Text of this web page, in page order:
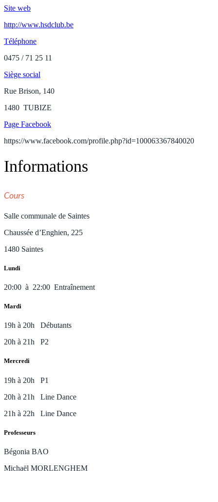
Site web
http://www.hsdclub.be
Téléphone
0475 / 71 25 11
Siège social
Rue Brison, 140
1480 TUBIZE
Page Facebook
https://www.facebook.com/profile.php?id=100063367840020
Informations
Cours
Salle communale de Saintes
Chaussée d’Enghien, 225
1480 Saintes
Lundi
20:00 à 22:00 Entraînement
Mardi
19h à 20h Débutants
20h à 21h P2
Mercredi
19h à 20h P1
20h à 21h Line Dance
21h à 22h Line Dance
Professeurs
Bégonia BAO
Michaël MORLENGHEM